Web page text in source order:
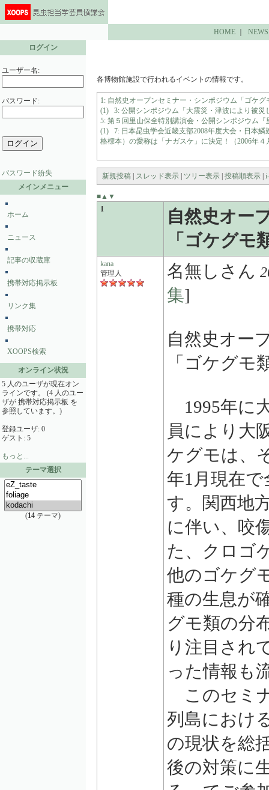
HOME｜ NEWS
ログイン
ユーザー名:
パスワード:
パスワード紛失
メインメニュー
ホーム
ニュース
記事の収蔵庫
携帯対応掲示板
リンク集
携帯対応
XOOPS検索
オンライン状況
5 人のユーザが現在オン
ラインです。 (4 人のユー
ザが 携帯対応掲示板 を
参照しています。)
登録ユーザ: 0
ゲスト: 5
もっと...
テーマ選択
(14 テーマ)
各博物館施設で行われるイベントの情報です。
1: 自然史オープンセミナー・シンポジウム「ゴケ
(1)
3: 公開シンポジウム「大震災・津波により被災
5: 第５回里山保全特別講演会・公開シンポジウム
(1)
7: 日本昆虫学会近畿支部2008年度大会・日本鱗
格標本）の愛称は「ナガスケ」に決定！（2006年４
新規投稿 スレッド表示 ツリー表示 投稿順表示
■▲ ▼
1
自然史オー
「ゴケグモ
kana
管理人
名無しさん
集]
自然史オー
「ゴケグモ
1995年に
員により大
ケグモは、
年1月現在
す。関西地
に伴い、咬
た、クロゴ
他のゴケグ
種の生息が
グモ類の分
り注目され
った情報も
このセミ
列島におけ
の現状を総
後の対策に